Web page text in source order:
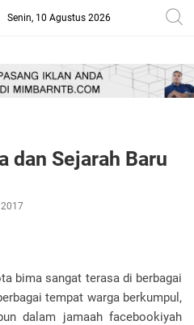
Senin, 10 Agustus 2026
dan Sejarah Baru
2017
bima sangat terasa di berbagai
tempat warga berkumpul,
dalam jamaah facebookiyah